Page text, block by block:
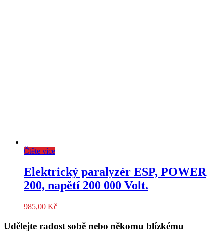
Čtěte více
Elektrický paralyzér ESP, POWER
200, napětí 200 000 Volt.
985,00 Kč
Udělejte radost sobě nebo někomu blízkému